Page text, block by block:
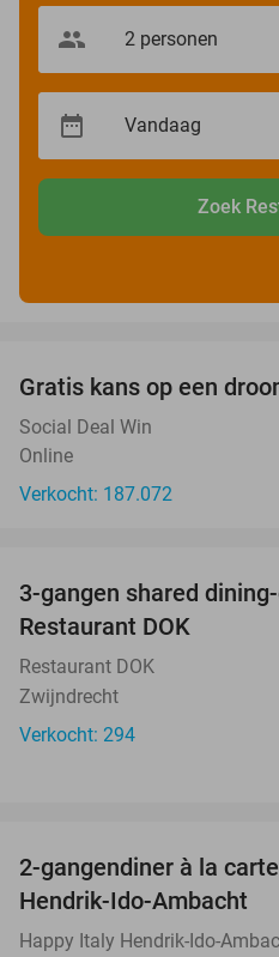
Zoek
Gratis kans op een
Social Deal Win
Online
Verkocht: 187.072
3-gangen shared
Restaurant DOK
Restaurant DOK
Zwijndrecht
Verkocht: 294
2-gangendiner à la
Hendrik-Ido-Ambacht
Happy Italy Hendrik-Ido-